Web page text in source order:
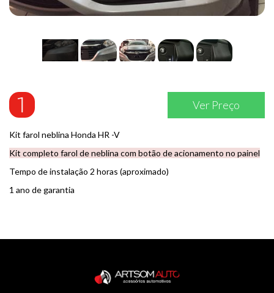
Ver Preço
Kit farol neblina Honda HR -V
Kit completo farol de neblina com botão de acionamento no painel
Tempo de instalação 2 horas (aproximado)
1 ano de garantia